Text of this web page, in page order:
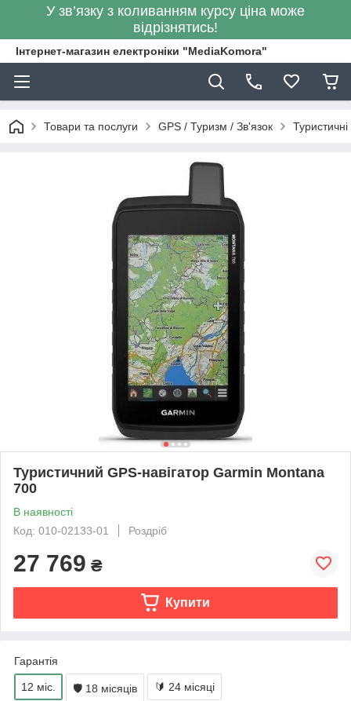
У зв’язку з коливанням курсу ціна може
відрізнятись!
Інтернет-магазин електроніки "MediaKomora"
Товари та послуги GPS / Туризм / Зв'язок
Туристичний GPS-навігатор Garmin Montana
700
В наявності
Код: 010-02133-01
Роздріб
27 769 ₴
Купити
Гарантія
12 міс. 🛡 18 місяців 🔰 24 місяці